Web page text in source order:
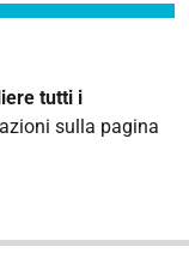
tutti i
sulla pagina